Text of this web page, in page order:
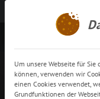
Kontakt aufnehmen
Um unsere Webseite für
können, verwenden wir
einen Cookies verwendet,
Grundfunktionen der